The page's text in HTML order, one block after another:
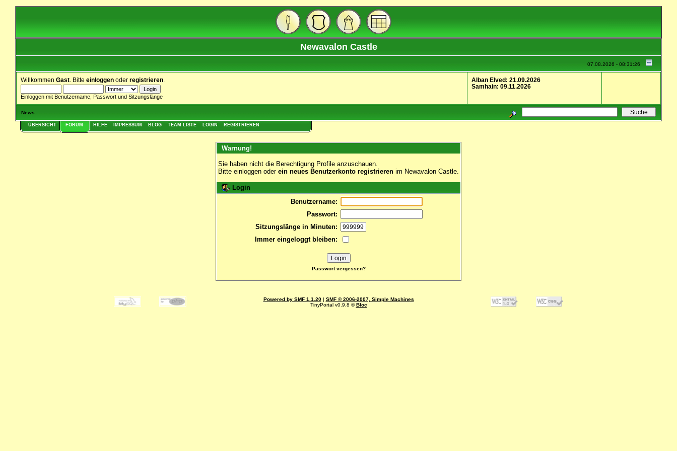
Newavalon Castle
07.08.2026 - 08:31:26
Willkommen Gast . Bitte einloggen oder registrieren
Einloggen mit Benutzername, Passwort und Sitzungslänge
Alban Elved: 21.09.2026
Samhain: 09.11.2026
News:
ÜBERSICHT FORUM HILFE IMPRESSUM BLOG TEAM LISTE LOGIN REGISTRIEREN
Warnung!
Sie haben nicht die Berechtigung Profile anzuschauen.
Bitte einloggen oder ein neues Benutzerkonto registrieren im Newavalon Castle.
Login
Benutzername:
Passwort:
Sitzungslänge in Minuten:
Immer eingeloggt bleiben:
Passwort vergessen?
Powered by SMF 1.1.20| SMF © 2006-2007, Simple Machines
TinyPortal v0.9.8 ©Bloc